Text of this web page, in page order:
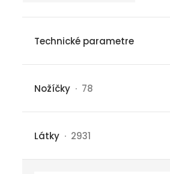
Technické parametre
Nožíčky · 78
Látky · 2931